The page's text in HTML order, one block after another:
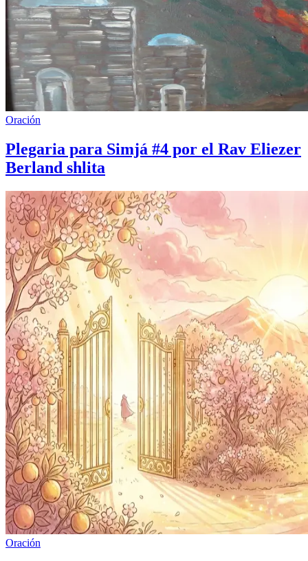
Oración
Plegaria para Simjá #4 por el Rav Eliezer
Berland shlita
Oración